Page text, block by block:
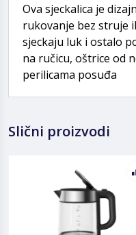
Ova sjeckalica je
rukovanje bez struje
sjeckaju luk i ostalo
na ručicu, oštrice od
perilicama posuđa
Slični proizvodi